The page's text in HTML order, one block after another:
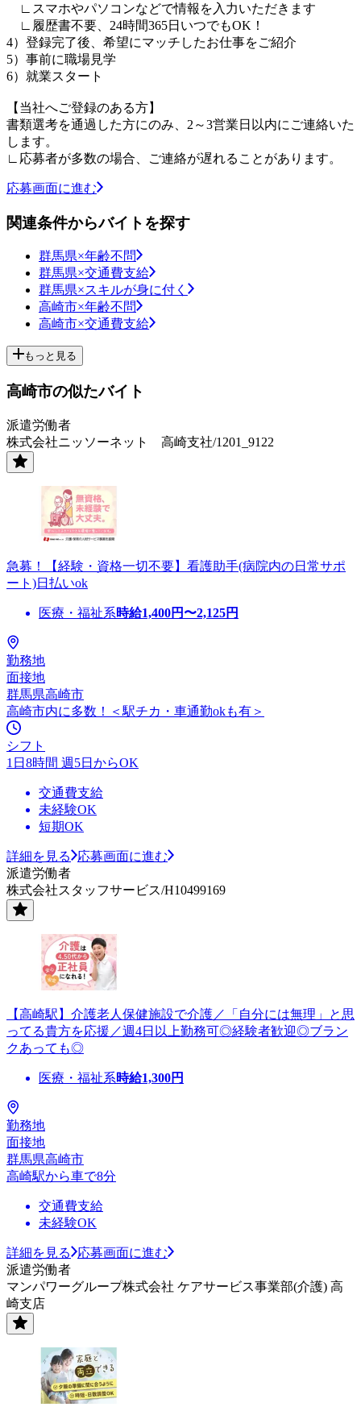
∟スマホやパソコンなどで情報を入力いただきます
∟履歴書不要、24時間365日いつでもOK！
4）登録完了後、希望にマッチしたお仕事をご紹介
5）事前に職場見学
6）就業スタート
【当社へご登録のある方】
書類選考を通過した方にのみ、2～3営業日以内にご連絡いた
します。
∟応募者が多数の場合、ご連絡が遅れることがあります。
応募画面に進む
関連条件からバイトを探す
群馬県×年齢不問
群馬県×交通費支給
群馬県×スキルが身に付く
高崎市×年齢不問
高崎市×交通費支給
もっと見る
高崎市の似たバイト
派遣労働者
株式会社ニッソーネット 高崎支社/1201_9122
急募！【経験・資格一切不要】看護助手(病院内の日常サポ
ート)日払いok
医療・福祉系時給1,400円〜2,125円
勤務地
面接地
群馬県高崎市
高崎市内に多数！＜駅チカ・車通勤okも有＞
シフト
1日8時間 週5日からOK
交通費支給
未経験OK
短期OK
詳細を見る
応募画面に進む
派遣労働者
株式会社スタッフサービス/H10499169
【高崎駅】介護老人保健施設で介護／「自分には無理」と思
ってる貴方を応援／週4日以上勤務可◎経験者歓迎◎ブラン
クあっても◎
医療・福祉系時給1,300円
勤務地
面接地
群馬県高崎市
高崎駅から車で8分
交通費支給
未経験OK
詳細を見る
応募画面に進む
派遣労働者
マンパワーグループ株式会社 ケアサービス事業部(介護) 高
崎支店